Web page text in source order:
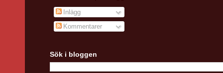
Inlägg
Kommentarer
Sök i bloggen